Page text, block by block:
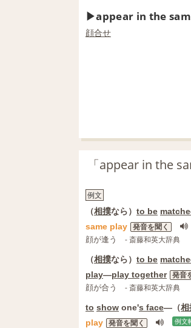
appear in the
顔合せ
「appear in the
例文
（相撲なら） to be
same play 発音を聞く
顔が逢う - 斎藤和英大辞典
（相撲なら） to be
play―play together 発音
顔が合う - 斎藤和英大辞典
to show one's face―（相
play
発音を聞く 例文